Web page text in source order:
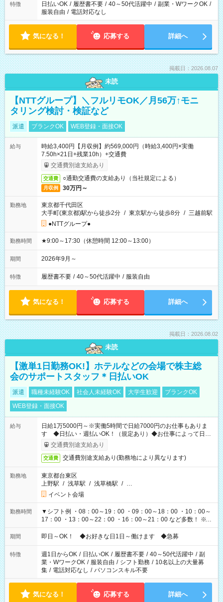
特徴 日払いOK / 履歴書不要 / 40～50代活躍中 / 副業・WワークOK /
服装自由 / 電話対応なし
気になる！ 応募する 詳細へ
掲載日：2026.08.07
未読
【NTTグループ】＼フルリモOK／月56万↑モニ
タリング検討・検証など
派遣 ブランクOK WEB登録・面接OK
給与
時給3,400円【月収例】約569,000円（時給3,400円×実働
7.50h×21日+残業10h）+交通費
交通費別途支給あり
交通費 ○通勤交通費の支給あり（当社規定による）
月収例 30万円～
勤務地
東京都千代田区
大手町(東京都)駅から徒歩2分 / 東京駅から徒歩8分 / 三越前駅
●NTTグループ●
勤務時間 ★9:00～17:30（休憩時間 12:00～13:00）
期間 2026年9月～
特徴 履歴書不要 / 40～50代活躍中 / 服装自由
気になる！ 応募する 詳細へ
掲載日：2026.08.02
未読
【激単1日勤務OK!】ホテルなどの会場で株主総
会のサポートスタッフ＊日払いOK
派遣 職種未経験OK 社会人未経験OK 大学生歓迎
ブランクOK
WEB登録・面接OK
給与
日給1万5000円～※実働5時間で日給7000円のお仕事もありま
す ◆日払い・週払いOK！（規定あり）◆お仕事によって日給
も異なります
交通費別途支給あり
交通費 交通費別途支給あり(勤務地により異なります)
勤務地
東京都台東区
上野駅 / 浅草駅 / 浅草橋駅 / …
イベント会場
勤務時間
▼シフト例 ・08：00～19：00 ・09：00～18：00 ・10：00～
17：00 ・13：00～22：00 ・16：00～21：00 など多数！ ※お
仕事により勤務時間が異なります
期間 即日～OK！ ◆お好きな日1日～働けます ◆急募
特徴 週1日からOK / 日払いOK / 履歴書不要 / 40～50代活躍中 / 副
業・WワークOK / 服装自由 / シフト勤務 / 10名以上の大量募
集 / 電話対応なし / パソコンスキル不要
気になる！ 応募する 詳細へ